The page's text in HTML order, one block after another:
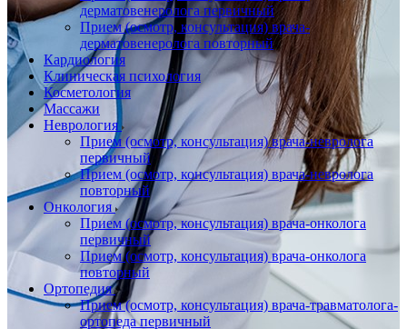
дерматовенеролога первичный
Прием (осмотр, консультация) врача-
дерматовенеролога повторный
Кардиология
Клиническая психология
Косметология
Массажи
Неврология
Прием (осмотр, консультация) врача-невролога
первичный
Прием (осмотр, консультация) врача-невролога
повторный
Онкология
Прием (осмотр, консультация) врача-онколога
первичный
Прием (осмотр, консультация) врача-онколога
повторный
Ортопедия
Прием (осмотр, консультация) врача-травматолога-
ортопеда первичный